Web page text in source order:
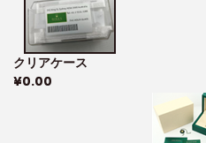
クリアケース
¥0.00